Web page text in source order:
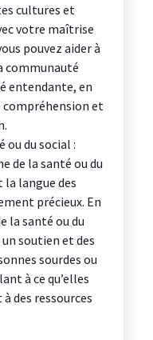
cultures et
votre maîtrise
pouvez aider à
communauté
entendante, en
et
ou du social :
de la santé ou du
langue des
précieux. En
la santé ou du
soutien et des
sourdes ou
à ce qu’elles
des ressources